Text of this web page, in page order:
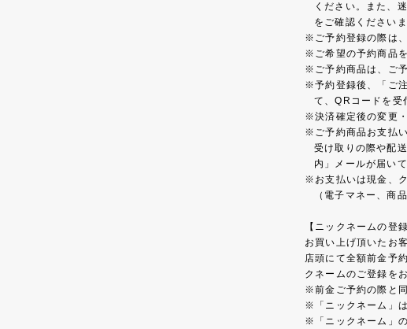
ください。また、
をご確認ください
ご予約登録の際は
ご希望の予約商品
ご予約商品は、ご
予約登録後、「ご
て、QRコードを受
決済確定後の変更
ご予約商品お支払
受け取りの際や配
内」メールが届い
お支払いは現金、
（電子マネー、商
【ニックネームの登
お買い上げ頂いたお
店頭にて全額前金予
クネームのご登録を
前金ご予約の際と
「ニックネーム」
「ニックネーム」